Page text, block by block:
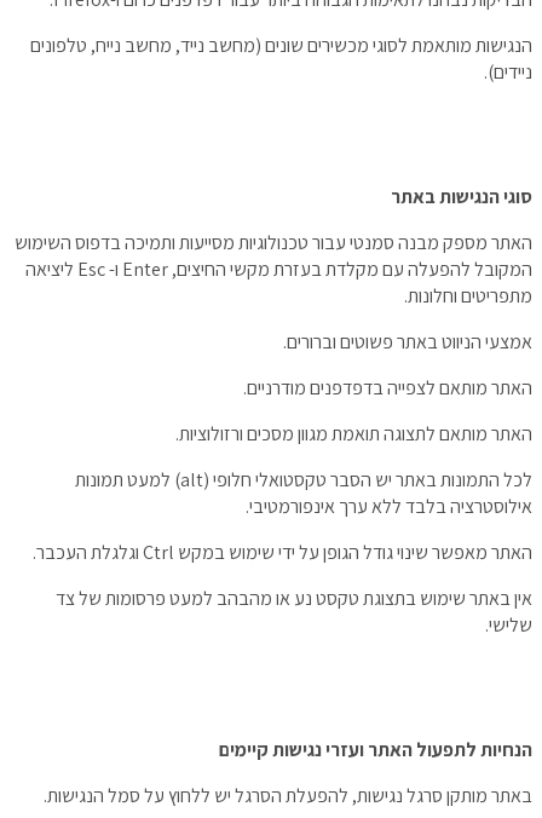
הנגישות מותאמת לסוגי מכשירים שונים (מחשב נייד, מחשב נייח, טלפונים
ניידים).
סוגי הנגישות באתר
האתר מספק מבנה סמנטי עבור טכנולוגיות מסייעות ותמיכה בדפוס השימוש
המקובל להפעלה עם מקלדת בעזרת מקשי החיצים, Enter ו- Esc ליציאה
מתפריטים וחלונות.
אמצעי הניווט באתר פשוטים וברורים.
האתר מותאם לצפייה בדפדפנים מודרניים.
האתר מותאם לתצוגה תואמת מגוון מסכים ורזולוציות.
לכל התמונות באתר יש הסבר טקסטואלי חלופי (alt) למעט תמונות
אילוסטרציה בלבד ללא ערך אינפורמטיבי.
האתר מאפשר שינוי גודל הגופן על ידי שימוש במקש Ctrl וגלגלת העכבר.
אין באתר שימוש בתצוגת טקסט נע או מהבהב למעט פרסומות של צד
שלישי.
הנחיות לתפעול האתר ועזרי נגישות קיימים
באתר מותקן סרגל נגישות, להפעלת הסרגל יש ללחוץ על סמל הנגישות.